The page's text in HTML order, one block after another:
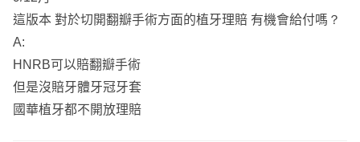
這版本 對於切開翻瓣手術方面的植牙理賠 有機會給付嗎？
A:
HNRB可以賠翻瓣手術
但是沒賠牙體牙冠牙套
國華植牙都不開放理賠